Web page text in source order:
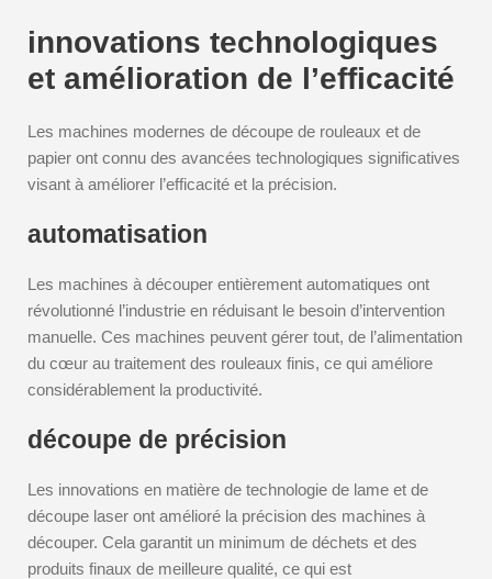
innovations technologiques
et amélioration de l’efficacité
Les machines modernes de découpe de rouleaux et de
papier ont connu des avancées technologiques significatives
visant à améliorer l’efficacité et la précision.
automatisation
Les machines à découper entièrement automatiques ont
révolutionné l’industrie en réduisant le besoin d’intervention
manuelle. Ces machines peuvent gérer tout, de l’alimentation
du cœur au traitement des rouleaux finis, ce qui améliore
considérablement la productivité.
découpe de précision
Les innovations en matière de technologie de lame et de
découpe laser ont amélioré la précision des machines à
découper. Cela garantit un minimum de déchets et des
produits finaux de meilleure qualité, ce qui est